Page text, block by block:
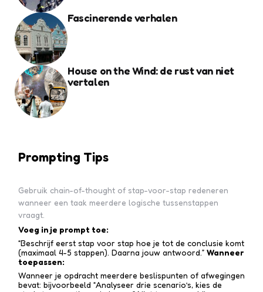
Fascinerende verhalen
House on the Wind: de rust van niet
vertalen
Prompting Tips
Gebruik chain-of-thought of stap-voor-stap redeneren
wanneer een taak meerdere logische tussenstappen
vraagt.
Voeg in je prompt toe:
“Beschrijf eerst stap voor stap hoe je tot de conclusie komt
(maximaal 4-5 stappen). Daarna jouw antwoord.” Wanneer
toepassen:
Wanneer je opdracht meerdere beslispunten of afwegingen
bevat: bijvoorbeeld “Analyseer drie scenario’s, kies de